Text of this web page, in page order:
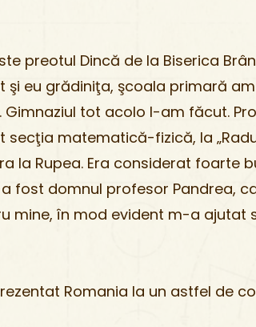
preotul Dincă de la Biserica
şi eu grădiniţa, şcoala primară
tot acolo l-am făcut.
matematică-fizică, la
Rupea. Era considerat foarte
fost domnul profesor Pandrea,
mine, în mod evident m-a ajutat
Romania la un astfel de